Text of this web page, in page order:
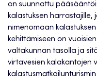
on suunnattu
kalastuksen harrastajille,
nimenomaan
kehittämiseen on
valtakunnan tasolla ja
virtavesien kalakantojen
kalastusmatkailunturismin